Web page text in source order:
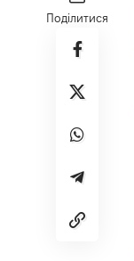
Поділитися